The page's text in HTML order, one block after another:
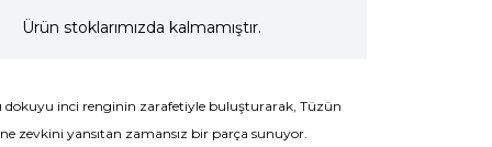
Ürün stoklarımızda kalmamıştır.
dokuyu inci renginin zarafetiyle buluşturarak, Tüzün
zevkini yansıtan zamansız bir parça sunuyor.